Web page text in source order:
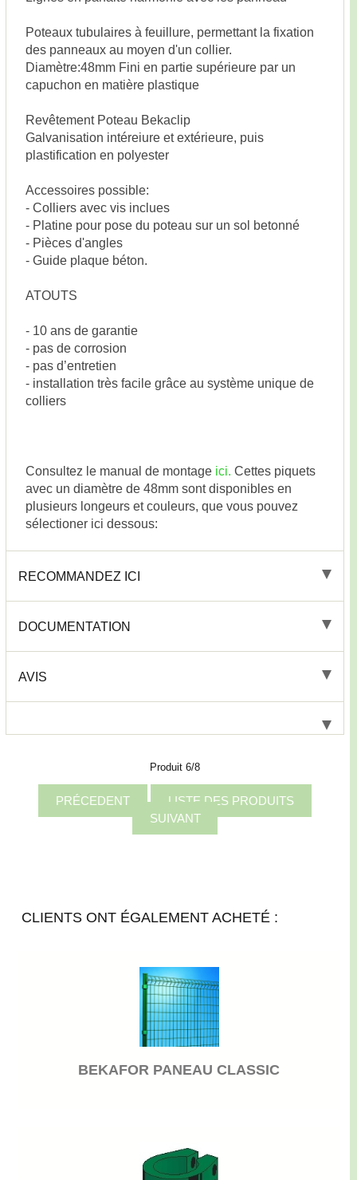
Poteaux tubulaires à feuillure, permettant la fixation
des panneaux au moyen d'un collier.
Diamètre:48mm Fini en partie supérieure par un
capuchon en matière plastique
Revêtement Poteau Bekaclip
Galvanisation intéreiure et extérieure, puis
plastification en polyester
Accessoires possible:
- Colliers avec vis inclues
- Platine pour pose du poteau sur un sol betonné
- Pièces d'angles
- Guide plaque béton.
ATOUTS
- 10 ans de garantie
- pas de corrosion
- pas d’entretien
- installation très facile grâce au système unique de
colliers
Consultez le manual de montage ici. Cettes piquets
avec un diamètre de 48mm sont disponibles en
plusieurs longeurs et couleurs, que vous pouvez
sélectioner ici dessous:
RECOMMANDEZ ICI
DOCUMENTATION
AVIS
Produit 6/8
PRÉCEDENT
LISTE DES PRODUITS
SUIVANT
CLIENTS ONT ÉGALEMENT ACHETÉ :
BEKAFOR PANEAU CLASSIC